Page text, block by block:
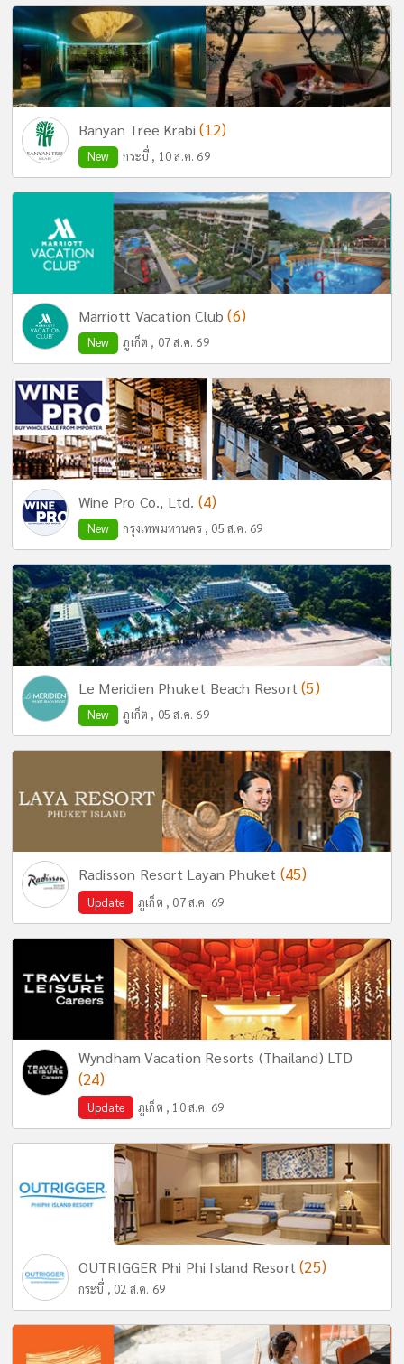
Banyan Tree Krabi(12)
New กระบี่ , 10 ส.ค. 69
Marriott Vacation Club(6)
New ภูเก็ต , 07 ส.ค. 69
Wine Pro Co., Ltd. (4)
New กรุงเทพมหานคร , 05 ส.ค. 69
Le Meridien Phuket Beach Resort(5)
New ภูเก็ต , 05 ส.ค. 69
Radisson Resort Layan Phuket (45)
Update ภูเก็ต , 07 ส.ค. 69
Wyndham Vacation Resorts (Thailand) LTD
(24)
Update ภูเก็ต , 10 ส.ค. 69
OUTRIGGER Phi Phi Island Resort(25)
กระบี่ , 02 ส.ค. 69